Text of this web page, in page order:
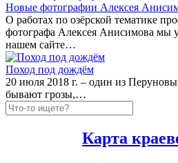
Новые фотографии Алексея
О работах по озёрской тематике
фотографа Алексея Анисимова мы
нашем сайте…
Поход под дождём
20 июля 2018 г. – один из
бывают грозы,…
Карта